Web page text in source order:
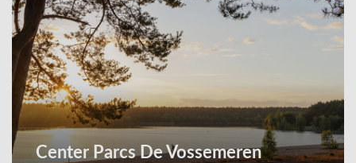
Center Parcs De Vossemeren